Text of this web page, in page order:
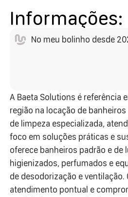
Informações:
No meu bolinho desde
A Baeta Solutions é referência
região na locação de
de limpeza especializada,
foco em soluções práticas e
oferece banheiros padrão e
higienizados, perfumados e
de desodorização e
atendimento pontual e